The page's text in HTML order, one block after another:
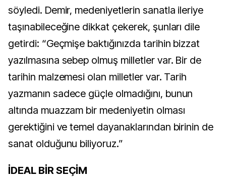
söyledi. Demir, medeniyetlerin sanatla ileriye
taşınabileceğine dikkat çekerek, şunları dile
getirdi: “Geçmişe baktığınızda tarihin bizzat
yazılmasına sebep olmuş milletler var. Bir de
tarihin malzemesi olan milletler var. Tarih
yazmanın sadece güçle olmadığını, bunun
altında muazzam bir medeniyetin olması
gerektiğini ve temel dayanaklarından birinin de
sanat olduğunu biliyoruz.”
İDEAL BİR SEÇİM